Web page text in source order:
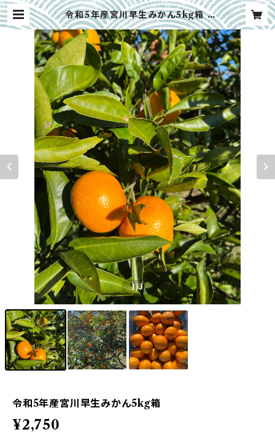
令和5年産宮川早生みかん5kg箱 |
水の谷農園
1/3
令和5年産宮川早生みかん5kg箱
¥2,750